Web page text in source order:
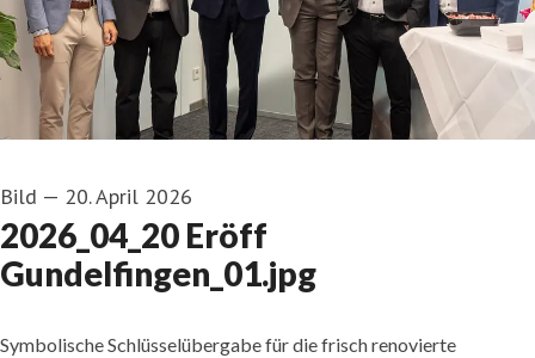
Bild — 20. April 2026
2026_04_20 Eröff
Gundelfingen_01.jpg
Symbolische Schlüsselübergabe für die frisch renovierte